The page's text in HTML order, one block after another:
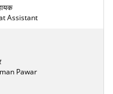
Assistant
Pawar